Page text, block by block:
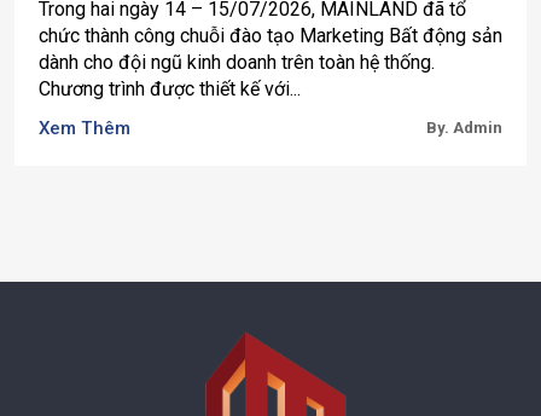
Trong hai ngày 14 – 15/07/2026, MAINLAND đã tổ
chức thành công chuỗi đào tạo Marketing Bất động sản
dành cho đội ngũ kinh doanh trên toàn hệ thống.
Chương trình được thiết kế với...
Xem Thêm By. Admin